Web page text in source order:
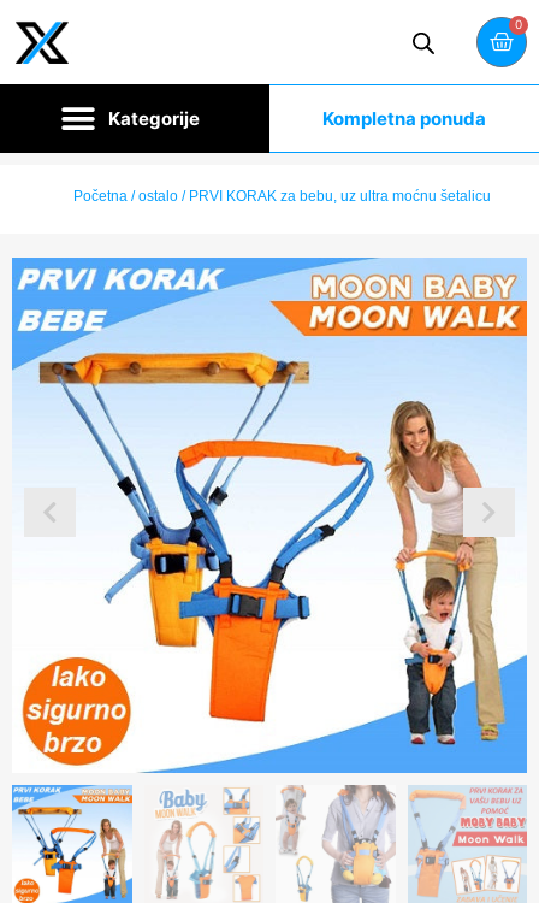
0
Kompletna ponuda
Početna/ostalo/ PRVI KORAK za bebu, uz ultra moćnu šetalicu